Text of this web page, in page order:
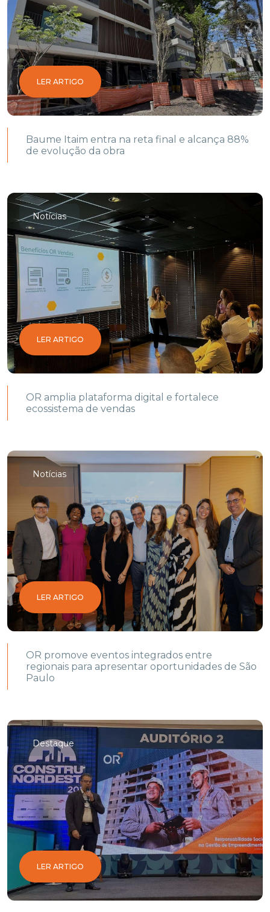
LER ARTIGO
Baume Itaim entra na reta final e alcança 88%
de evolução da obra
Notícias
LER ARTIGO
OR amplia plataforma digital e fortalece
ecossistema de vendas
Notícias
LER ARTIGO
OR promove eventos integrados entre
regionais para apresentar oportunidades de São
Paulo
Destaque
LER ARTIGO